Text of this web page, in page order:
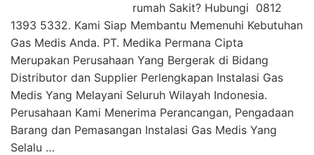
rumah Sakit? Hubungi 0812
1393 5332. Kami Siap Membantu Memenuhi Kebutuhan
Gas Medis Anda. PT. Medika Permana Cipta
Merupakan Perusahaan Yang Bergerak di Bidang
Distributor dan Supplier Perlengkapan Instalasi Gas
Medis Yang Melayani Seluruh Wilayah Indonesia.
Perusahaan Kami Menerima Perancangan, Pengadaan
Barang dan Pemasangan Instalasi Gas Medis Yang
Selalu …